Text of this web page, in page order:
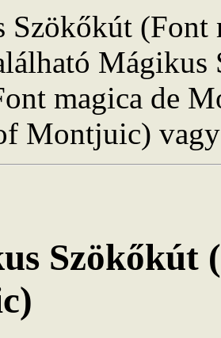
Szökőkút
Mágikus
magica de
Montjuic)
Szökőkút